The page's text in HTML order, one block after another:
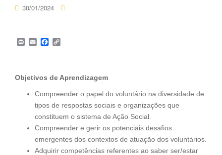
30/01/2024
P
t
E
b
o
k
L
i
k
Objetivos de Aprendizagem
Compreender o papel do voluntário na diversidade de
tipos de respostas sociais e organizações que
constituem o sistema de Ação Social.
Compreender e gerir os potenciais desafios
emergentes dos contextos de atuação dos voluntários.
Adquirir competências referentes ao saber ser/estar